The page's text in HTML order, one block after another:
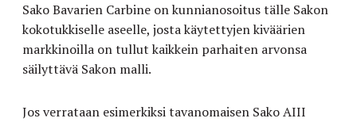
Sako Bavarien Carbine on kunnianosoitus tälle Sakon
kokotukkiselle aseelle, josta käytettyjen kiväärien
markkinoilla on tullut kaikkein parhaiten arvonsa
säilyttävä Sakon malli.
Jos verrataan esimerkiksi tavanomaisen Sako AIII